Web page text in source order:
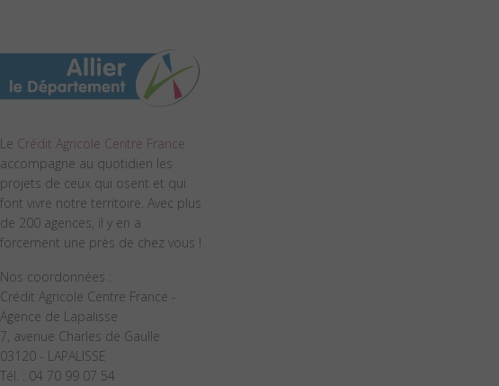
Le Crédit Agricole Centre France
accompagne au quotidien les
projets de ceux qui osent et qui
font vivre notre territoire. Avec plus
de 200 agences, il y en a
forcement une près de chez vous !
Nos coordonnées :
Crédit Agricole Centre France -
Agence de Lapalisse
7, avenue Charles de Gaulle
03120 - LAPALISSE
Tél. : 04 70 99 07 54